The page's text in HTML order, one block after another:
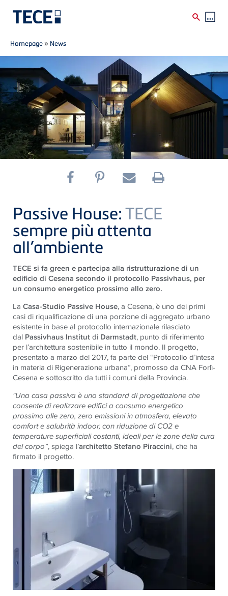
Skip to main content
Breadcrumb
Homepage » News
Passive House:TECE
sempre più attenta
all’ambiente
TECE si fa green e partecipa alla ristrutturazione di un
edificio di Cesena secondo il protocollo Passivhaus, per
un consumo energetico prossimo allo zero.
La Casa-Studio Passive House, a Cesena, è uno dei primi
casi di riqualificazione di una porzione di aggregato urbano
esistente in base al protocollo internazionale rilasciato
dal Passivhaus Institutdi Darmstadt, punto di riferimento
per l’architettura sostenibile in tutto il mondo. Il progetto,
presentato a marzo del 2017, fa parte del “Protocollo d’intesa
in materia di Rigenerazione urbana”, promosso da CNA Forlì-
Cesena e sottoscritto da tutti i comuni della Provincia.
"Una casa passiva è uno standard di progettazione che
consente di realizzare edifici a consumo energetico
prossimo alle zero, zero emissioni in atmosfera, elevato
comfort e salubrità indoor, con riduzione di CO2 e
temperature superficiali costanti, ideali per le zone della cura
del corpo”, spiega l’architetto Stefano Piraccini, che ha
firmato il progetto.